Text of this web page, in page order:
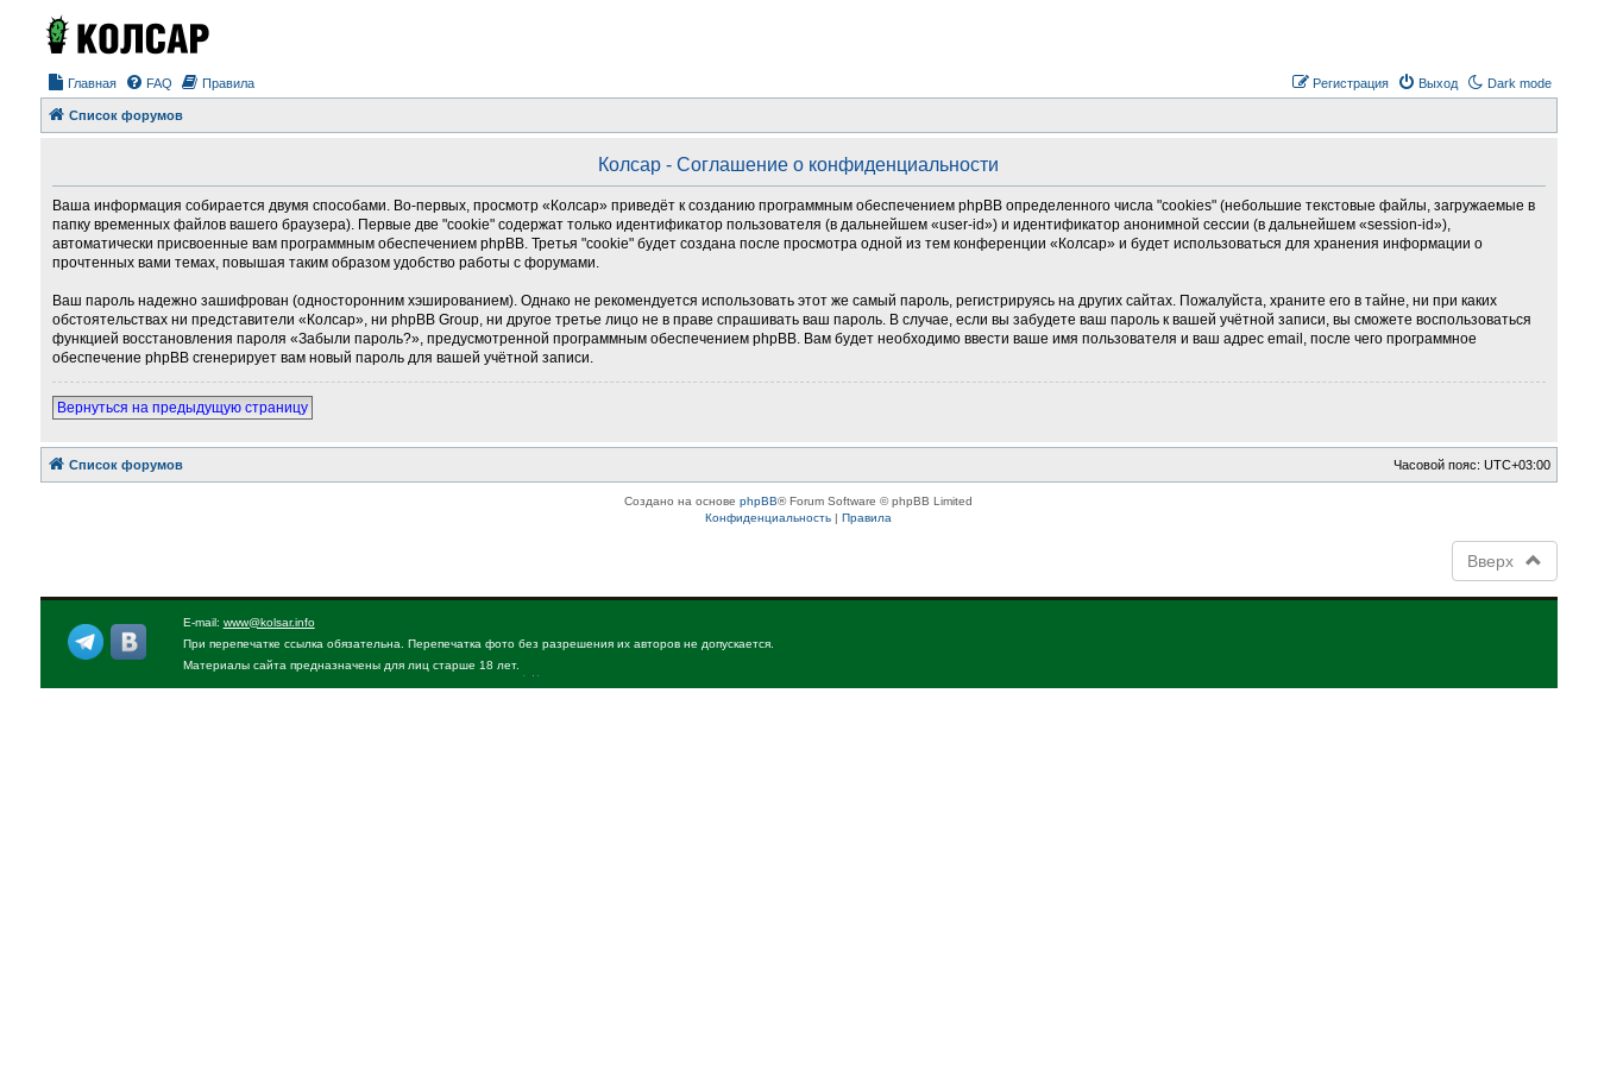
Главная Dark mode
FAQ Правила Выход
Регистрация
Список форумов
Колсар - Соглашение о конфиденциальности
Ваша информация собирается двумя способами. Во-первых, просмотр «Колсар» приведёт к созданию программным обеспечением phpBB определенного числа "cookies" (небольшие текстовые файлы, загружаемые в
папку временных файлов вашего браузера). Первые две "cookie" содержат только идентификатор пользователя (в дальнейшем «user-id») и идентификатор анонимной сессии (в дальнейшем «session-id»),
автоматически присвоенные вам программным обеспечением phpBB. Третья "cookie" будет создана после просмотра одной из тем конференции «Колсар» и будет использоваться для хранения информации о
прочтенных вами темах, повышая таким образом удобство работы с форумами.
Ваш пароль надежно зашифрован (односторонним хэшированием). Однако не рекомендуется использовать этот же самый пароль, регистрируясь на других сайтах. Пожалуйста, храните его в тайне, ни при каких
обстоятельствах ни представители «Колсар», ни phpBB Group, ни другое третье лицо не в праве спрашивать ваш пароль. В случае, если вы забудете ваш пароль к вашей учётной записи, вы сможете воспользоваться
функцией восстановления пароля «Забыли пароль?», предусмотренной программным обеспечением phpBB. Вам будет необходимо ввести ваше имя пользователя и ваш адрес email, после чего программное
обеспечение phpBB сгенерирует вам новый пароль для вашей учётной записи.
Вернуться на предыдущую страницу
Список форумов Часовой пояс:UTC+03:00
Создано на основеphpBB® Forum Software © phpBB Limited
Конфиденциальность |Правила
Вверх
E-mail: www@kolsar.info
При перепечатке ссылка обязательна. Перепечатка фото без разрешения их авторов не допускается.
Материалы сайта предназначены для лиц старше 18 лет.